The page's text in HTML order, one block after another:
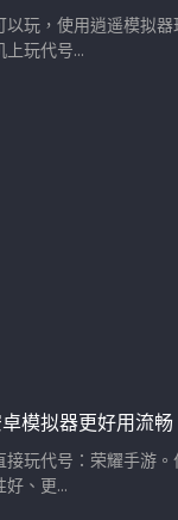
玩，使用逍遥模拟
玩代号...
模拟器更好用流畅
玩代号：荣耀手游
、更...